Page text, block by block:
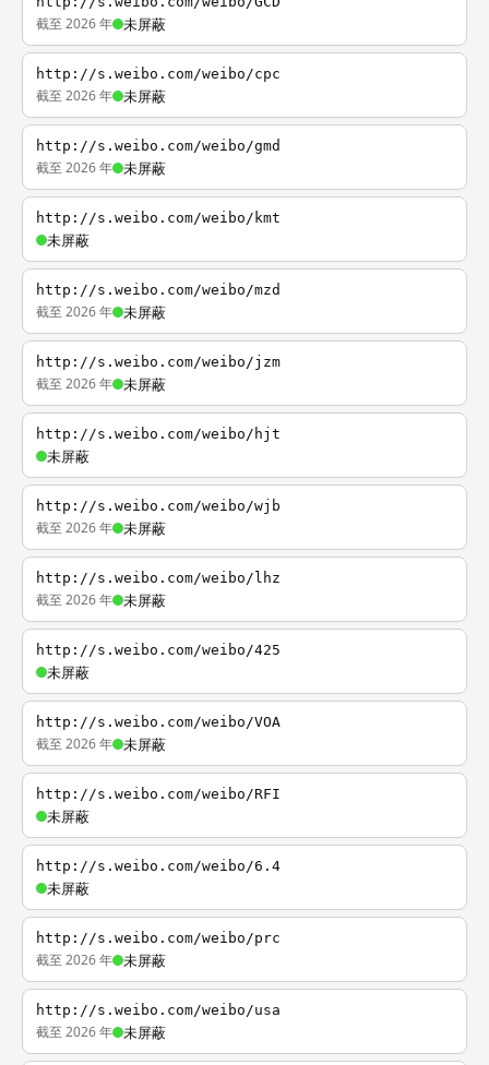
截至 2026 年 未屏蔽
http://s.weibo.com/weibo/cpc
截至 2026 年 未屏蔽
http://s.weibo.com/weibo/gmd
截至 2026 年 未屏蔽
http://s.weibo.com/weibo/kmt
未屏蔽
http://s.weibo.com/weibo/mzd
截至 2026 年 未屏蔽
http://s.weibo.com/weibo/jzm
截至 2026 年 未屏蔽
http://s.weibo.com/weibo/hjt
未屏蔽
http://s.weibo.com/weibo/wjb
截至 2026 年 未屏蔽
http://s.weibo.com/weibo/lhz
截至 2026 年 未屏蔽
http://s.weibo.com/weibo/425
未屏蔽
http://s.weibo.com/weibo/VOA
截至 2026 年 未屏蔽
http://s.weibo.com/weibo/RFI
未屏蔽
http://s.weibo.com/weibo/6.4
未屏蔽
http://s.weibo.com/weibo/prc
截至 2026 年 未屏蔽
http://s.weibo.com/weibo/usa
截至 2026 年 未屏蔽